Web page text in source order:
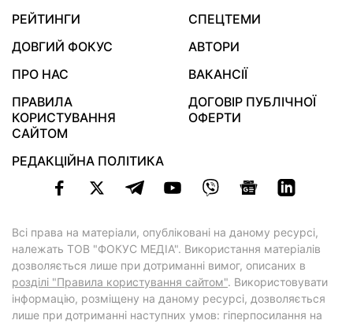
РЕЙТИНГИ
СПЕЦТЕМИ
ДОВГИЙ ФОКУС
АВТОРИ
ПРО НАС
ВАКАНСІЇ
ПРАВИЛА
КОРИСТУВАННЯ
САЙТОМ
ДОГОВІР ПУБЛІЧНОЇ
ОФЕРТИ
РЕДАКЦІЙНА ПОЛІТИКА
Всі права на матеріали, опубліковані на даному ресурсі,
належать ТОВ "ФОКУС МЕДІА". Використання матеріалів
дозволяється лише при дотриманні вимог, описаних в
розділі "Правила користування сайтом". Використовувати
інформацію, розміщену на даному ресурсі, дозволяється
лише при дотриманні наступних умов: гіперпосилання на